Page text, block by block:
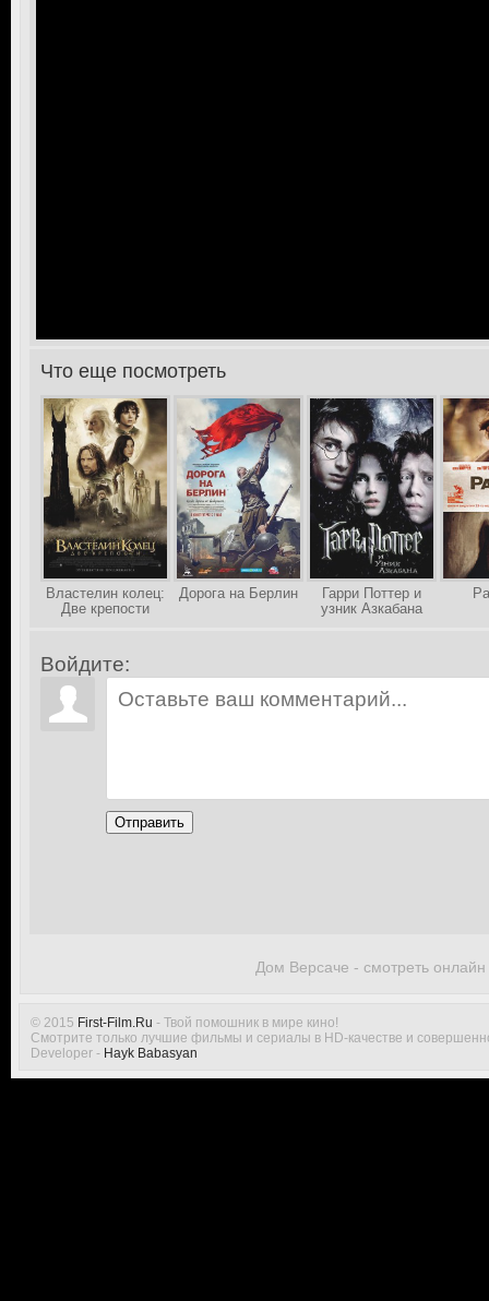
Дом Версаче - смотреть онлайн
>Что еще посмотреть
Властелин колец:
Две крепости
Дорога на Берлин
Гарри Поттер и
узник Азкабана
Войдите:
Отправить
© 2015 First-Film.Ru - Твой помошник в мире кино!
Смотрите только лучшие фильмы и сериалы в HD-качестве и
Developer - Hayk Babasyan